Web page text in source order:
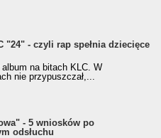
"24" - czyli rap spełnia dziecięce
album na bitach KLC. W
nie przypuszczał,...
- 5 wniosków po
odsłuchu